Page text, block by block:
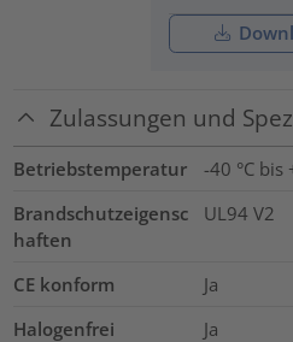
Zulassungen und
Betriebstemperatur
-40 °C bis
Brandschutzeigensc
haften
UL94 V2
CE konform
Ja
Halogenfrei
Ja